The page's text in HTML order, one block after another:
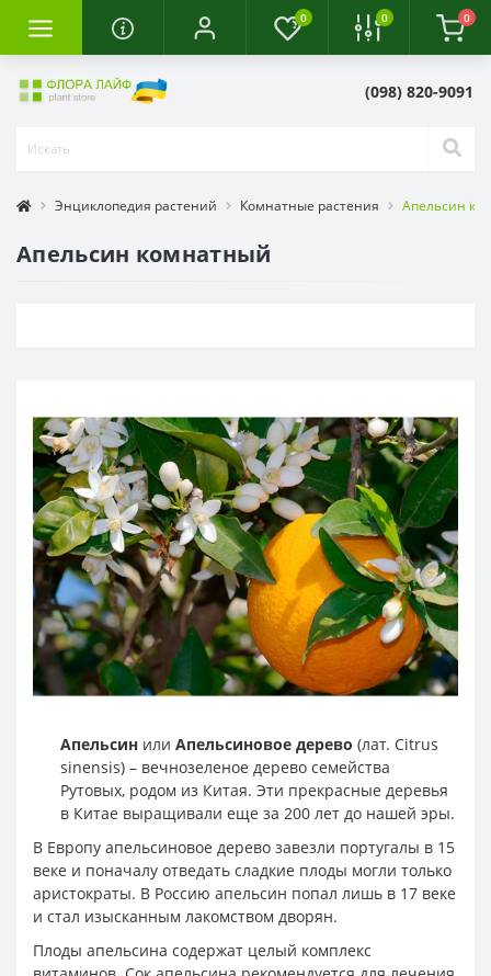
0 0 0
(098) 820-9091
Энциклопедия растений Комнатные растения Апельсин
Апельсин комнатный
Апельсин или Апельсиновое дерево (лат. Citrus
sinensis) – вечнозеленое дерево семейства
Рутовых, родом из Китая. Эти прекрасные деревья
в Китае выращивали еще за 200 лет до нашей эры.
В Европу апельсиновое дерево завезли португалы в 15
веке и поначалу отведать сладкие плоды могли только
аристократы. В Россию апельсин попал лишь в 17 веке
и стал изысканным лакомством дворян.
Плоды апельсина содержат целый комплекс